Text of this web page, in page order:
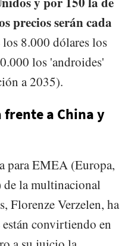
precios serán cada
los 8.000 dólares los
los 'androides'
a 2035).
frente a China y
para EMEA (Europa,
la multinacional
Florenze Verzelen, ha
convirtiendo en